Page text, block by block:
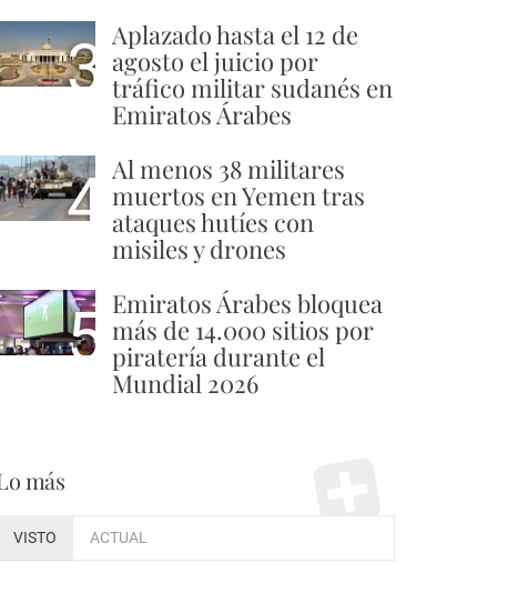
3 Aplazado hasta el 12 de
agosto el juicio por
tráfico militar sudanés en
Emiratos Árabes
4 Al menos 38 militares
muertos en Yemen tras
ataques hutíes con
misiles y drones
5 Emiratos Árabes bloquea
más de 14.000 sitios por
piratería durante el
Mundial 2026
más
VISTO ACTUAL